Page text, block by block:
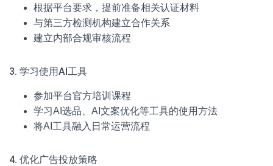
根据平台要求，提前准备相关认证材料
与第三方检测机构建立合作关系
建立内部合规审核流程
3. 学习使用AI工具
参加平台官方培训课程
学习AI选品、AI文案优化等工具的使用方法
将AI工具融入日常运营流程
4. 优化广告投放策略